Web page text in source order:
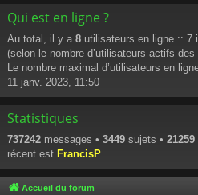
Qui est en ligne ?
Au total, il y a 8 utilisateurs en ligne ::
(selon le nombre d’utilisateurs actifs
Le nombre maximal d’utilisateurs en
11 janv. 2023, 11:50
Statistiques
737242 messages • 3449 sujets • 21259
récent est FrancisP
Accueil du forum